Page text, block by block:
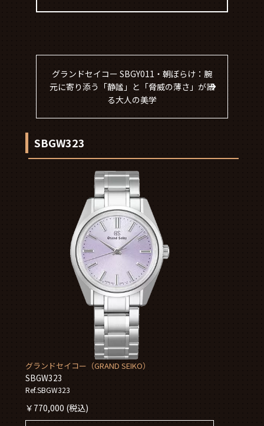
グランドセイコー SBGY011・朝ぼらけ：腕
元に寄り添う「静謐」と「脅威の薄さ」が語
る大人の美学
SBGW323
グランドセイコー（GRAND SEIKO）
SBGW323
Ref.SBGW323
￥ 770,000 (税込)